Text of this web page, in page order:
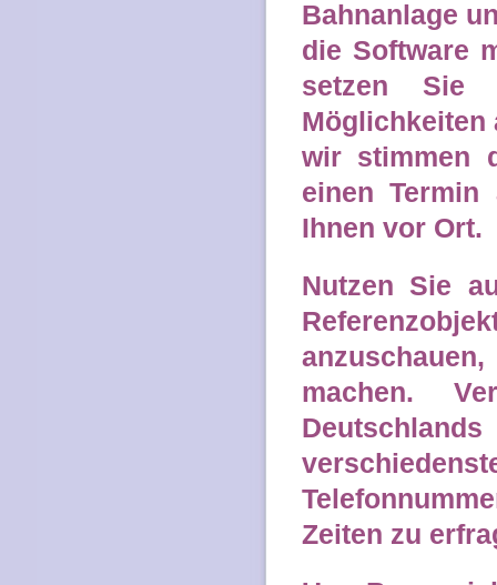
Bahnanlage
die Software
setzen
Möglichkeiten
wir stimmen
einen
Ihnen vor Ort.
Nutzen Sie
machen.
Zeiten zu